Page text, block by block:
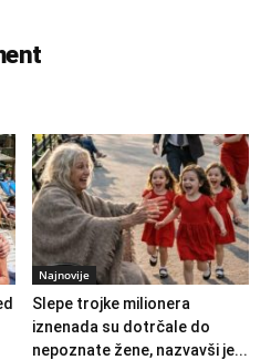
Najnovije
Slepe trojke milionera
iznenada su dotrčale do
nepoznate žene, nazvavši je...